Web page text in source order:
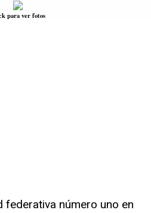
para ver fotos
federativa número uno en